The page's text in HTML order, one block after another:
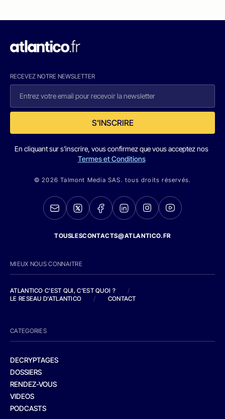
RECEVEZ NOTRE NEWSLETTER
S'INSCRIRE
En cliquant sur s'inscrire, vous confirmez que vous acceptez nos
Termes et Conditions
© 2026 Talmont Media SAS. tous droits réservés.
TOUSLESCONTACTS@ATLANTICO.FR
MIEUX NOUS CONNAITRE
ATLANTICO C'EST QUI, C'EST QUOI ?
/
LE RESEAU D'ATLANTICO
/ CONTACT
CATEGORIES
DECRYPTAGES
DOSSIERS
RENDEZ-VOUS
VIDEOS
PODCASTS